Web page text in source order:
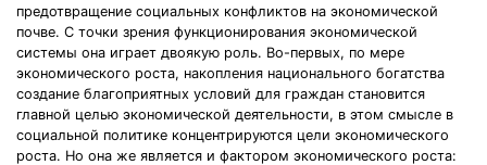
предотвращение социальных конфликтов на экономической
почве. С точки зрения функционирования экономической
системы она играет двоякую роль. Во-первых, по мере
экономического роста, накопления национального богатства
создание благоприятных условий для граждан становится
главной целью экономической деятельности, в этом смысле в
социальной политике концентрируются цели экономического
роста. Но она же является и фактором экономического роста: